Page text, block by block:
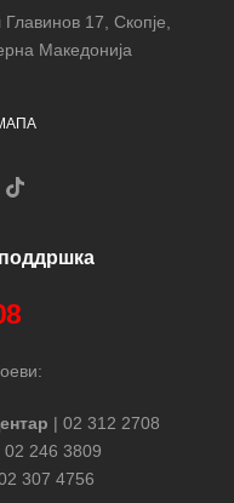
17, Скопје,
Македонија
| 02 312 2708
02 246 3809
307 4756